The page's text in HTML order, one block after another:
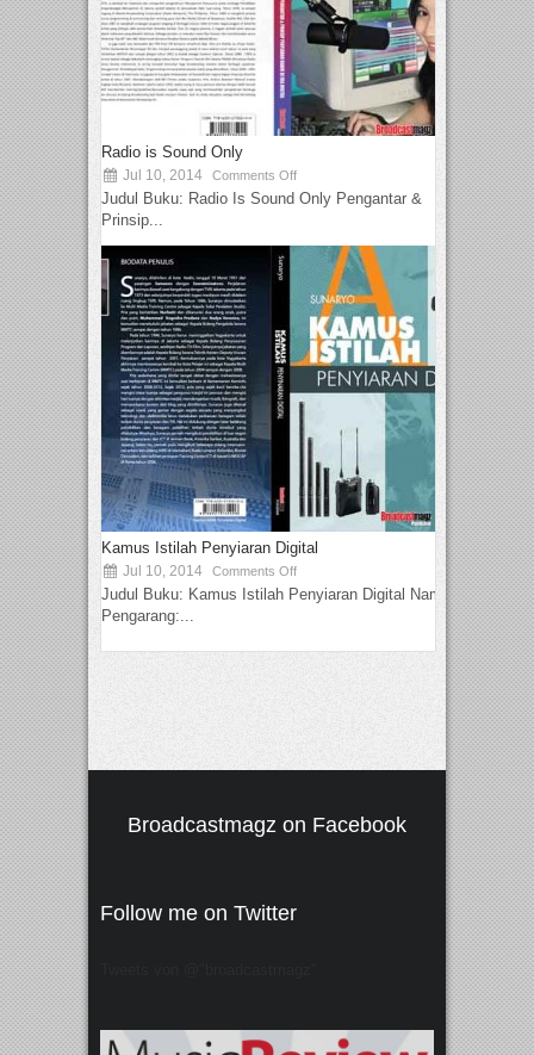
Radio is Sound Only
Jul 10, 2014 Comments Off
Judul Buku: Radio Is Sound Only Pengantar &
Prinsip...
Kamus Istilah Penyiaran Digital
Jul 10, 2014 Comments Off
Judul Buku: Kamus Istilah Penyiaran Digital Nama
Pengarang:...
Broadcastmagz on Facebook
Follow me on Twitter